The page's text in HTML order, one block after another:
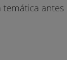
antes